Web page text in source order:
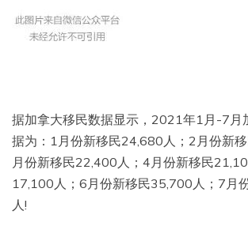
据加拿大移民数据显示，2021年1月-7月
据为：1月份新移民24,680人；2月份新
月份新移民22,400人；4月份新移民
17,100人；6月份新移民35,700人；7月
人!